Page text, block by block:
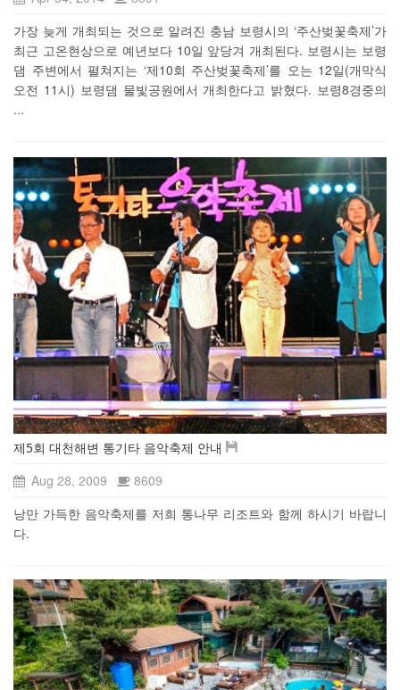
가장 늦게 개최되는 것으로 알려진 충남 보령시의 ‘주산벚꽃축제’가
최근 고온현상으로 예년보다 10일 앞당겨 개최된다. 보령시는 보령
댐 주변에서 펼쳐지는 ‘제10회 주산벚꽃축제’를 오는 12일(개막식
오전 11시) 보령댐 물빛공원에서 개최한다고 밝혔다. 보령8경중의
...
제5회 대천해변 통기타 음악축제 안내
Aug 28, 2009
8609
낭만 가득한 음악축제를 저희 통나무 리조트와 함께 하시기 바랍니
다.